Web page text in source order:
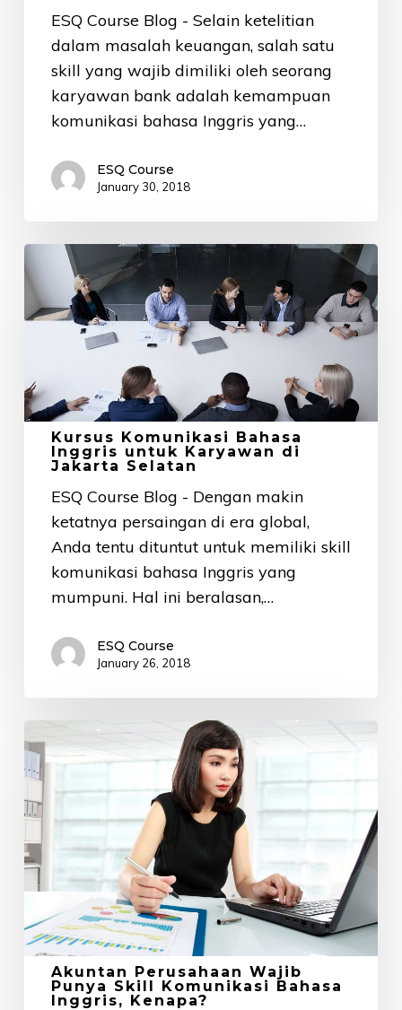
ESQ Course Blog - Selain ketelitian
dalam masalah keuangan, salah satu
skill yang wajib dimiliki oleh seorang
karyawan bank adalah kemampuan
komunikasi bahasa Inggris yang…
ESQ Course
January 30, 2018
Kursus
Komunikasi
Bahasa
Karyawan
di
Jakarta
Selatan
Kursus Komunikasi Bahasa
Inggris untuk Karyawan di
Jakarta Selatan
ESQ Course Blog - Dengan makin
ketatnya persaingan di era global,
Anda tentu dituntut untuk memiliki skill
komunikasi bahasa Inggris yang
mumpuni. Hal ini beralasan,…
ESQ Course
January 26, 2018
Perusahaan
Wajib
Punya
Komunikasi
Bahasa
Inggris,
Kenapa?
Akuntan Perusahaan Wajib
Punya Skill Komunikasi Bahasa
Inggris, Kenapa?